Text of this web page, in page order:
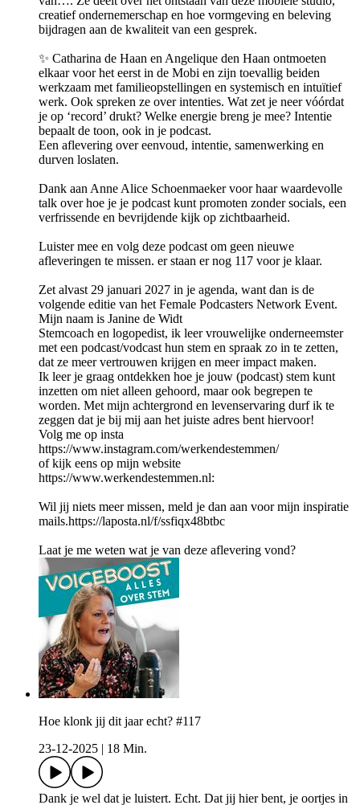
creatief ondernemerschap en hoe vormgeving en beleving
bijdragen aan de kwaliteit van een gesprek.
✨ Catharina de Haan en Angelique den Haan ontmoeten
elkaar voor het eerst in de Mobi en zijn toevallig beiden
werkzaam met familieopstellingen en systemisch en intuïtief
werk. Ook spreken ze over intenties. Wat zet je neer vóórdat
je op ‘record’ drukt? Welke energie breng je mee? Intentie
bepaalt de toon, ook in je podcast.
Een aflevering over eenvoud, intentie, samenwerking en
durven loslaten.
Dank aan Anne Alice Schoenmaeker voor haar waardevolle
talk over hoe je je podcast kunt promoten zonder socials, een
verfrissende en bevrijdende kijk op zichtbaarheid.
Luister mee en volg deze podcast om geen nieuwe
afleveringen te missen. er staan er nog 117 voor je klaar.
Zet alvast 29 januari 2027 in je agenda, want dan is de
volgende editie van het Female Podcasters Network Event.
Mijn naam is Janine de Widt
Stemcoach en logopedist, ik leer vrouwelijke onderneemster
met een podcast/vodcast hun stem en spraak zo in te zetten,
dat ze meer vertrouwen krijgen en meer impact maken.
Ik leer je graag ontdekken hoe je jouw (podcast) stem kunt
inzetten om niet alleen gehoord, maar ook begrepen te
worden. Met mijn achtergrond en levenservaring durf ik te
zeggen dat je bij mij aan het juiste adres bent hiervoor!
Volg me op insta
https://www.instagram.com/werkendestemmen/
of kijk eens op mijn website
https://www.werkendestemmen.nl:
Wil jij niets meer missen, meld je dan aan voor mijn inspiratie
mails.https://laposta.nl/f/ssfiqx48btbc
Laat je me weten wat je van deze aflevering vond?
Hoe klonk jij dit jaar echt? #117
23-12-2025
18 Min.
Dank je wel dat je luistert. Echt. Dat jij hier bent, je oortjes in